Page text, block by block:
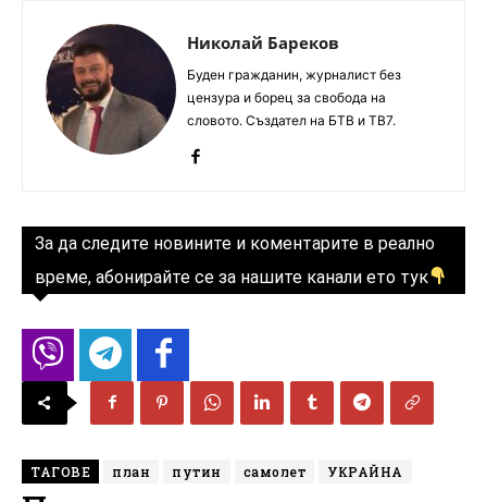
Николай Бареков
Буден гражданин, журналист без
цензура и борец за свобода на
словото. Създател на БТВ и ТВ7.
За да следите новините и коментарите в реално
време, абонирайте се за нашите канали ето тук
ТАГОВЕ план путин самолет УКРАЙНА